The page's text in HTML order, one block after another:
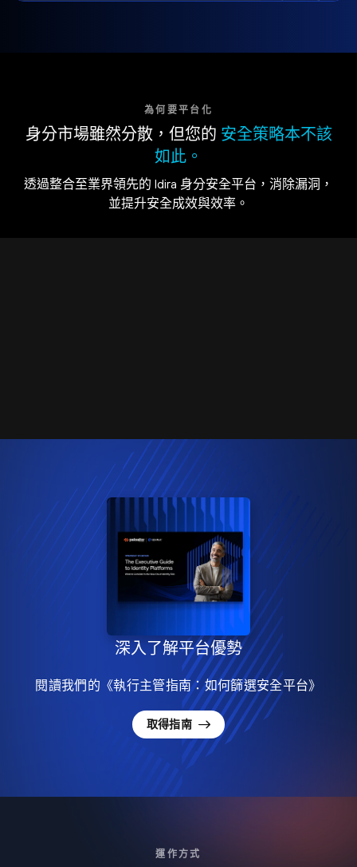
為何要平台化
身分市場雖然分散，但您的 安全策略本不該
如此。
透過整合至業界領先的 Idira 身分安全平台，消除漏洞，
並提升安全成效與效率。
深入了解平台優勢
閱讀我們的《執行主管指南：如何篩選安全平台》
取得指南
運作方式